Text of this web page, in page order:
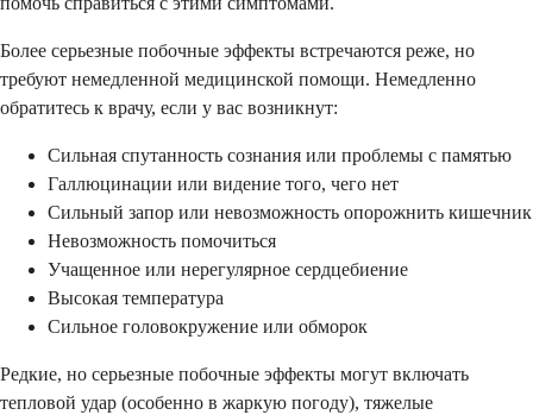
Более серьезные побочные эффекты встречаются реже, но
требуют немедленной медицинской помощи. Немедленно
обратитесь к врачу, если у вас возникнут:
Сильная спутанность сознания или проблемы с памятью
Галлюцинации или видение того, чего нет
Сильный запор или невозможность опорожнить кишечник
Невозможность помочиться
Учащенное или нерегулярное сердцебиение
Высокая температура
Сильное головокружение или обморок
Редкие, но серьезные побочные эффекты могут включать
тепловой удар (особенно в жаркую погоду), тяжелые